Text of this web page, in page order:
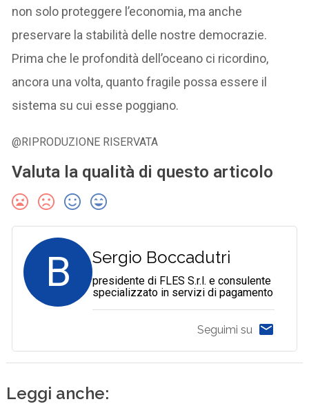
non solo proteggere l’economia, ma anche
preservare la stabilità delle nostre democrazie.
Prima che le profondità dell’oceano ci ricordino,
ancora una volta, quanto fragile possa essere il
sistema su cui esse poggiano.
@RIPRODUZIONE RISERVATA
Valuta la qualità di questo articolo
B Sergio Boccadutri
presidente di FLES S.r.l. e consulente
specializzato in servizi di pagamento
Seguimi su
Leggi anche: